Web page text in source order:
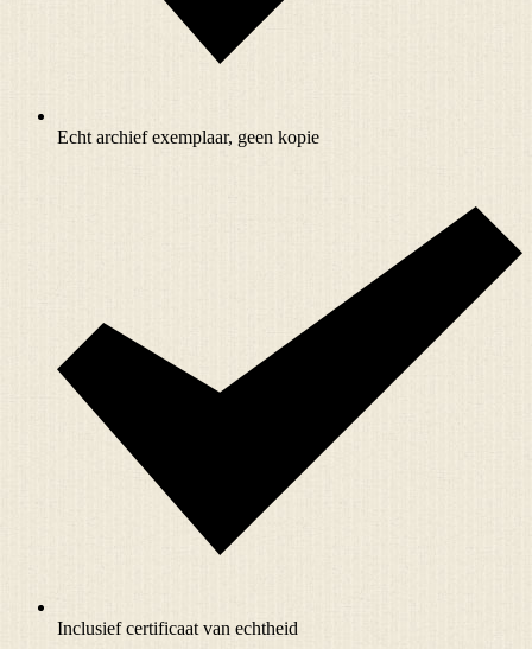
Echt archief exemplaar, geen kopie
Inclusief certificaat van echtheid